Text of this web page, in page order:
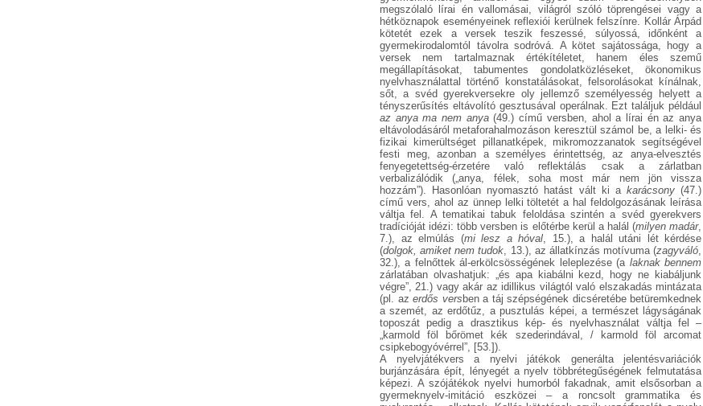
megszólaló lírai én vallomásai, világról szóló töprengései vagy a
hétköznapok eseményeinek reflexiói kerülnek felszínre. Kollár Árpád
kötetét ezek a versek teszik feszessé, súlyossá, időnként a
gyermekirodalomtól távolra sodróvá. A kötet sajátossága, hogy a
versek nem tartalmaznak értékítéletet, hanem éles szemű
megállapításokat, tabumentes gondolatközléseket, ökonomikus
nyelvhasználattal történő konstatálásokat, felsorolásokat kínálnak,
sőt, a svéd gyerekversekre oly jellemző személyesség helyett a
tényszerűsítés eltávolító gesztusával operálnak. Ezt találjuk például
az anya ma nem anya(49.) című versben, ahol a lírai én az anya
eltávolodásáról metaforahalmozáson keresztül számol be, a lelki- és
fizikai kimerültséget pillanatképek, mikromozzanatok segítségével
festi meg, azonban a személyes érintettség, az anya-elvesztés
fenyegetettség-érzetére való reflektálás csak a zárlatban
verbalizálódik („anya, félek, soha most már nem jön vissza
hozzám”). Hasonlóan nyomasztó hatást vált ki a karácsony(47.)
című vers, ahol az ünnep lelki töltetét a hal feldolgozásának leírása
váltja fel. A tematikai tabuk feloldása szintén a svéd gyerekvers
tradícióját idézi: több versben is előtérbe kerül a halál (milyen madár,
7.), az elmúlás (mi lesz a hóval, 15.), a halál utáni lét kérdése
(dolgok, amiket nem tudok, 13.), az állatkínzás motívuma (zagyváló,
32.), a felnőttek ál-erkölcsösségének leleplezése (a laknak bennem
zárlatában olvashatjuk: „és apa kiabálni kezd, hogy ne kiabáljunk
végre”, 21.) vagy akár az idillikus világtól való elszakadás mintázata
(pl. az erdős vers ben a táj szépségének dicséretébe betüremkednek
a szemét, az erdőtűz, a pusztulás képei, a természet lágyságának
toposzát pedig a drasztikus kép- és nyelvhasználat váltja fel –
„karmold föl bőrömet kék szederindával, / karmold föl arcomat
csipkebogyóvérrel”, [53.]).
A nyelvjátékvers a nyelvi játékok generálta jelentésvariációk
burjánzására épít, lényegét a nyelv többrétegűségének felmutatása
képezi. A szójátékok nyelvi humorból fakadnak, amit elsősorban a
gyermeknyelv-imitáció eszközei – a roncsolt grammatika és